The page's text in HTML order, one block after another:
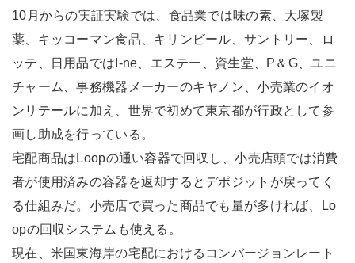
10月からの実証実験では、食品業では味の素、大塚製
薬、キッコーマン食品、キリンビール、サントリー、ロ
ッテ、日用品ではI-ne、エステー、資生堂、P＆G、ユニ
チャーム、事務機器メーカーのキヤノン、小売業のイオ
ンリテールに加え、世界で初めて東京都が行政として参
画し助成を行っている。
宅配商品はLoopの通い容器で回収し、小売店頭では消費
者が使用済みの容器を返却するとデポジットが戻ってく
る仕組みだ。小売店で買った商品でも量が多ければ、Lo
opの回収システムも使える。
現在、米国東海岸の宅配におけるコンバージョンレート